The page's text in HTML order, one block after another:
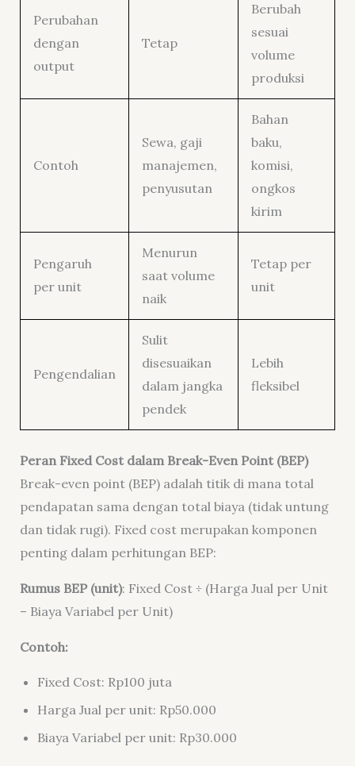
Perubahan
dengan
output
Tetap
Berubah
sesuai
volume
produksi
Contoh
Sewa, gaji
manajemen,
penyusutan
Bahan
baku,
komisi,
ongkos
kirim
Pengaruh
per unit
Menurun
saat volume
naik
Tetap per
unit
Pengendalian
Sulit
disesuaikan
dalam jangka
pendek
Lebih
fleksibel
Peran Fixed Cost dalam Break-Even Point (BEP)
Break-even point (BEP) adalah titik di mana total
pendapatan sama dengan total biaya (tidak untung
dan tidak rugi). Fixed cost merupakan komponen
penting dalam perhitungan BEP:
Rumus BEP (unit): Fixed Cost ÷ (Harga Jual per Unit
– Biaya Variabel per Unit)
Contoh:
Fixed Cost: Rp100 juta
Harga Jual per unit: Rp50.000
Biaya Variabel per unit: Rp30.000